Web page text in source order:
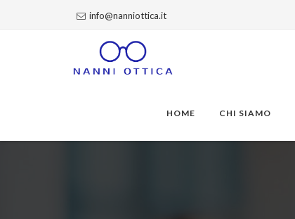
info@nanniottica.it
content
HOME CHI SIAMO